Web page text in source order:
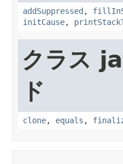
addSuppressed ,
initCause,
クラス
ド
clone, equals ,